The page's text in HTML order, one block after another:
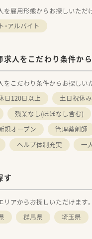
雇用形態からお探しいただ
・アルバイト
求人をこだわり条件か
こだわり条件からお探しい
日120日以上 土日祝休み
残業なし(ほぼなし含む)
規オープン 管理薬剤師
ヘルプ体制充実 一
す
アからお探しいただけます。
群馬県 埼玉県